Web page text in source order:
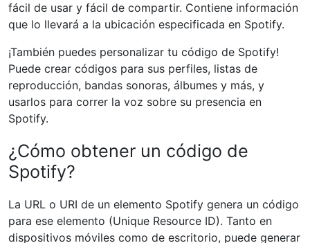
fácil de usar y fácil de compartir. Contiene información
que lo llevará a la ubicación especificada en Spotify.
¡También puedes personalizar tu código de Spotify!
Puede crear códigos para sus perfiles, listas de
reproducción, bandas sonoras, álbumes y más, y
usarlos para correr la voz sobre su presencia en
Spotify.
¿Cómo obtener un código de
Spotify?
La URL o URI de un elemento Spotify genera un código
para ese elemento (Unique Resource ID). Tanto en
dispositivos móviles como de escritorio, puede generar